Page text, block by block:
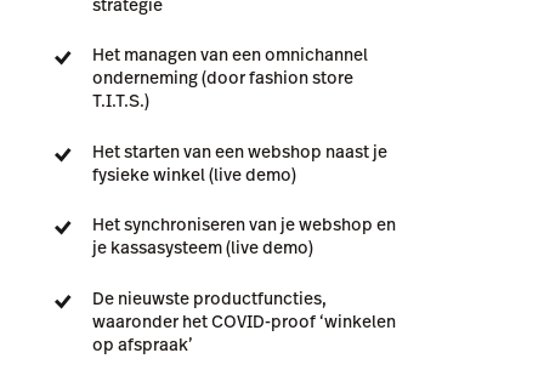
Het managen van een omnichannel
onderneming (door fashion store
T.I.T.S.)
Het starten van een webshop naast je
fysieke winkel (live demo)
Het synchroniseren van je webshop en
je kassasysteem (live demo)
De nieuwste productfuncties,
waaronder het COVID-proof ‘winkelen
op afspraak’